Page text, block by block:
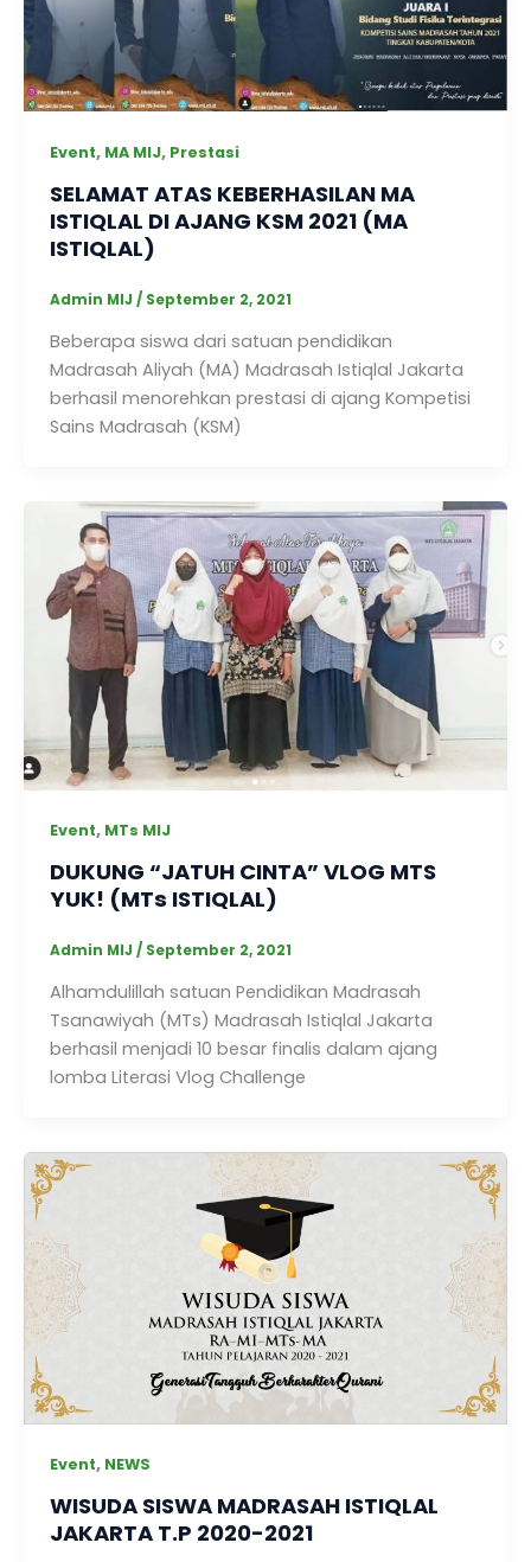
Event, MA MIJ, Prestasi
SELAMAT ATAS KEBERHASILAN MA
ISTIQLAL DI AJANG KSM 2021 (MA
ISTIQLAL)
Admin MIJ / September 2, 2021
Beberapa siswa dari satuan pendidikan
Madrasah Aliyah (MA) Madrasah Istiqlal Jakarta
berhasil menorehkan prestasi di ajang Kompetisi
Sains Madrasah (KSM)
Event, MTs MIJ
DUKUNG “JATUH CINTA” VLOG MTS
YUK! (MTs ISTIQLAL)
Admin MIJ / September 2, 2021
Alhamdulillah satuan Pendidikan Madrasah
Tsanawiyah (MTs) Madrasah Istiqlal Jakarta
berhasil menjadi 10 besar finalis dalam ajang
lomba Literasi Vlog Challenge
Event, NEWS
WISUDA SISWA MADRASAH ISTIQLAL
JAKARTA T.P 2020-2021